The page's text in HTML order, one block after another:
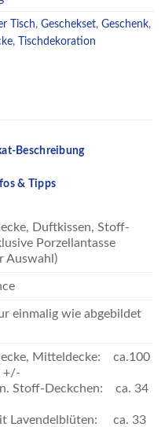
Tisch, Geschekset, Geschenk,
, Tischdekoration
Beschreibung
& Tipps
Duftkissen, Stoff-
Porzellantasse
Auswahl)
einmalig wie abgebildet
Mitteldecke: ca.100
+/-
Stoff-Deckchen: ca. 34
Lavendelblüten: ca. 33